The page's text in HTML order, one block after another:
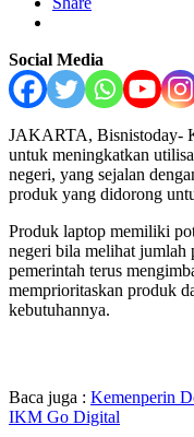
Social Media
JAKARTA, Bisnistoday-
untuk meningkatkan
negeri, yang sejalan
produk yang didorong
Produk laptop memiliki
negeri bila melihat jumlah
pemerintah terus
memprioritaskan produk
kebutuhannya.
Baca juga : Kemenperin
IKM Go Digital